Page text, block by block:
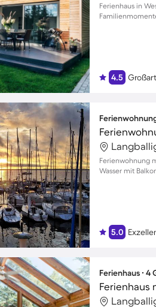
Ferienhaus in
4.5
Ferienwohnung
Wasser mit
5.0
Ferienhaus ∙ 4
Ferienhaus